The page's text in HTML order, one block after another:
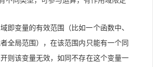
即变量的有效范围（比如一个函数中、
全局范围），在该范围内只能有一个同
则该变量无效，如同不存在这个变量一